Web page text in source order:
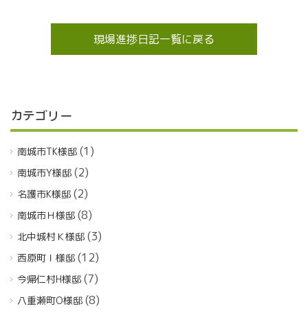
現場進捗日記一覧に戻る
カテゴリー
南城市TK様邸 (1)
南城市Y様邸 (2)
名護市K様邸 (2)
南城市Ｈ様邸 (8)
北中城村Ｋ様邸 (3)
西原町Ｉ様邸 (12)
今帰仁村H様邸 (7)
八重瀬町O様邸 (8)